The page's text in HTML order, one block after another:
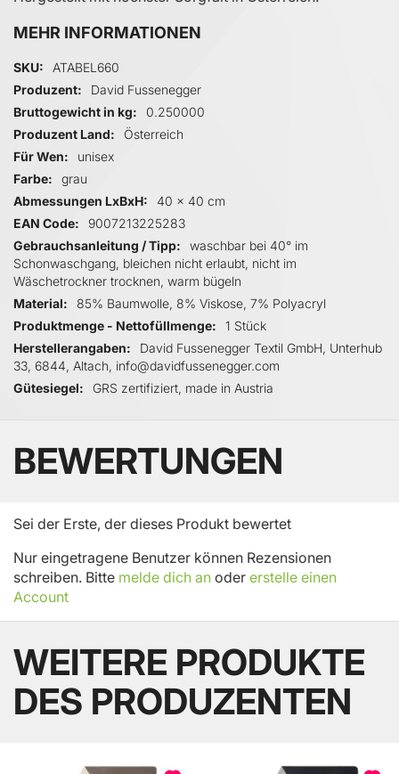
MEHR INFORMATIONEN
Mehr Informationen
SKU
ATABEL660
Produzent
David Fussenegger
Bruttogewicht in kg
0.250000
Produzent Land
Österreich
Für Wen
unisex
Farbe
grau
Abmessungen LxBxH
40 x 40 cm
EAN Code
9007213225283
Gebrauchsanleitung / Tipp
waschbar bei 40° im
Schonwaschgang, bleichen nicht erlaubt, nicht im
Wäschetrockner trocknen, warm bügeln
Material
85% Baumwolle, 8% Viskose, 7% Polyacryl
Produktmenge - Nettofüllmenge
1 Stück
Herstellerangaben
David Fussenegger Textil GmbH, Unterhub
33, 6844, Altach, info@davidfussenegger.com
Gütesiegel
GRS zertifiziert, made in Austria
BEWERTUNGEN
Sei der Erste, der dieses Produkt bewertet
Nur eingetragene Benutzer können Rezensionen
schreiben. Bitte melde dich an oder erstelle einen
Account
WEITERE PRODUKTE
DES PRODUZENTEN